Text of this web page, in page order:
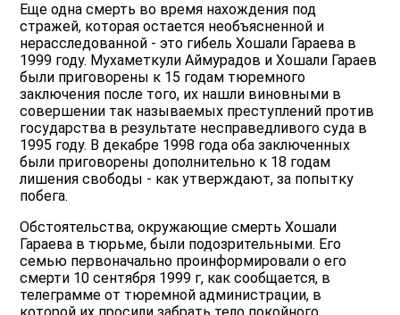
Еще одна смерть во время нахождения под
стражей, которая остается необъясненной и
нерасследованной - это гибель Хошали Гараева в
1999 году. Мухаметкули Аймурадов и Хошали Гараев
были приговорены к 15 годам тюремного
заключения после того, их нашли виновными в
совершении так называемых преступлений против
государства в результате несправедливого суда в
1995 году. В декабре 1998 года оба заключенных
были приговорены дополнительно к 18 годам
лишения свободы - как утверждают, за попытку
побега.
Обстоятельства, окружающие смерть Хошали
Гараева в тюрьме, были подозрительными. Его
семью первоначально проинформировали о его
смерти 10 сентября 1999 г, как сообщается, в
телеграмме от тюремной администрации, в